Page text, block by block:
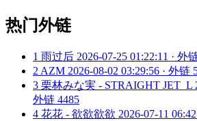
热门外链
1 雨过后 2026-07-25 01:22:11 · 外
2 AZM 2026-08-02 03:29:56 · 外链
3 栗林みな実 - STRAIGHT JET_L
外链 4485
4 花花 - 欲欲欲欲 2026-07-11